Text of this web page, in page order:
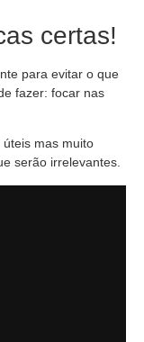
certas!
para evitar o que
fazer: focar nas
mas muito
serão irrelevantes.